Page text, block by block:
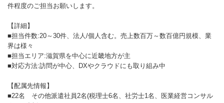
件程度のご担当お願いします。
【詳細】
■担当件数:20～30件、法人/個人含む。売上数百万～数百億円規模、業
界は様々
■担当エリア:滋賀県を中心に近畿地方が主
■対応方法:訪問が中心、DXやクラウドにも取り組み中
【配属先情報】
■22名 その他派遣社員2名(税理士6名、社労士1名、医業経営コンサル